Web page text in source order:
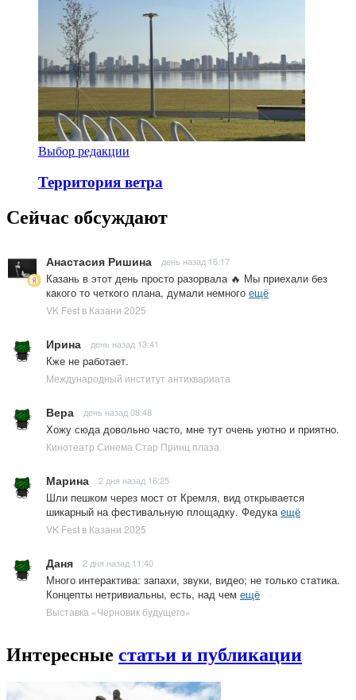
Выбор редакции
Территория ветра
Сейчас обсуждают
Анастасия Ришина день назад 16:17
Казань в этот день просто разорвала 🔥 Мы приехали без
какого то четкого плана, думали немного ещё
VK Fest в Казани 2025
Ирина день назад 13:41
Кже не работает.
Международный институт антиквариата
Вера день назад 08:48
Хожу сюда довольно часто, мне тут очень уютно и приятно.
Кинотеатр Синема Стар Принц плаза
Марина 2 дня назад 16:25
Шли пешком через мост от Кремля, вид открывается
шикарный на фестивальную площадку. Федукаещё
VK Fest в Казани 2025
Даня 2 дня назад 11:40
Много интерактива: запахи, звуки, видео; не только статика.
Концепты нетривиальны, есть, над чем ещё
Выставка «Черновик будущего»
Интересные статьи и публикации